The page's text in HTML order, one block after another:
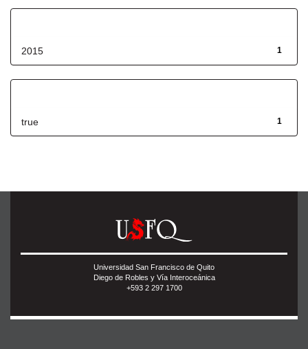
1
2015
1
true
Universidad San Francisco de Quito
Diego de Robles y Vía Interoceánica
+593 2 297 1700